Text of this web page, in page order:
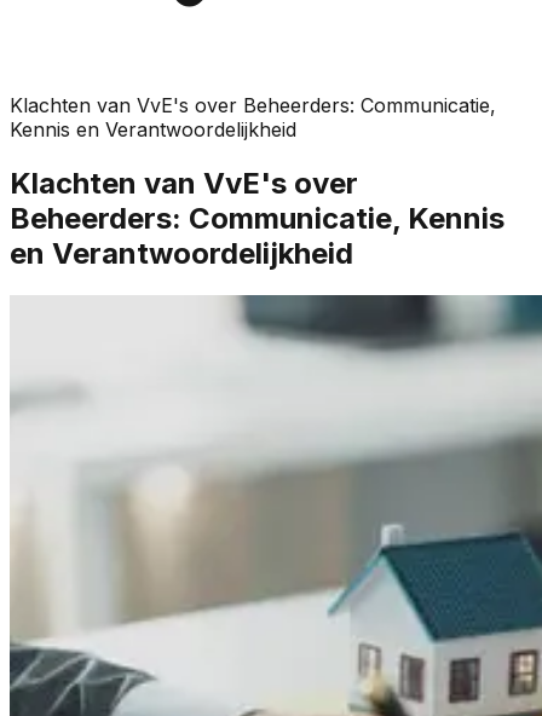
Klachten van VvE's over Beheerders: Communicatie,
Kennis en Verantwoordelijkheid
Klachten van VvE's over
Beheerders: Communicatie, Kennis
en Verantwoordelijkheid